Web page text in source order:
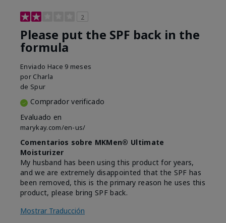
2
Please put the SPF back in the
formula
Enviado Hace 9 meses
por Charla
de Spur
Comprador verificado
Evaluado en
marykay.com/en-us/
Comentarios sobre MKMen® Ultimate
Moisturizer
My husband has been using this product for years,
and we are extremely disappointed that the SPF has
been removed, this is the primary reason he uses this
product, please bring SPF back.
Mostrar Traducción